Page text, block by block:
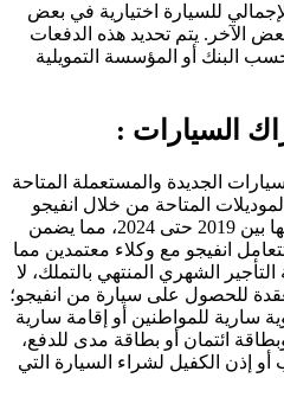
للسيارة اختيارية في بعض
الآخر. يتم تحديد هذه الدفعات
البنك أو المؤسسة التمويلية
السيارات :
الجديدة والمستعملة المتاحة
المتاحة من خلال انفيجو
من السيارات الحديثة تتراوح فئتها بين 2019 حتى 2024، مما يضمن
انفيجو مع وكلاء معتمدين مما
الشهري المنتهي بالتملك، لا
للحصول على سيارة من انفيجو؛
سارية للمواطنين أو إقامة سارية
ائتمان أو بطاقة مدى للدفع،
أو إذن الكفيل لشراء السيارة التي